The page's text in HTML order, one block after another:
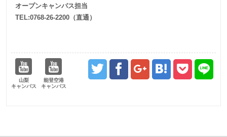
オープンキャンパス担当
TEL:0768-26-2200（直通）
山梨
キャンパス
能登空港
キャンパス